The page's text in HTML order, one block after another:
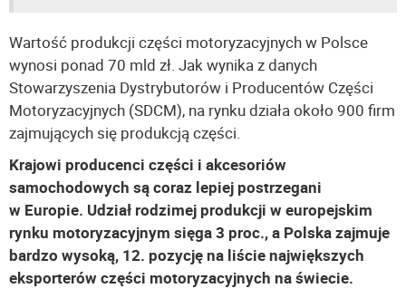
Wartość produkcji części motoryzacyjnych w Polsce
wynosi ponad 70 mld zł. Jak wynika z danych
Stowarzyszenia Dystrybutorów i Producentów Części
Motoryzacyjnych (SDCM), na rynku działa około 900 firm
zajmujących się produkcją części.
Krajowi producenci części i akcesoriów
samochodowych są coraz lepiej postrzegani
w Europie. Udział rodzimej produkcji w europejskim
rynku motoryzacyjnym sięga 3 proc., a Polska zajmuje
bardzo wysoką, 12. pozycję na liście największych
eksporterów części motoryzacyjnych na świecie.